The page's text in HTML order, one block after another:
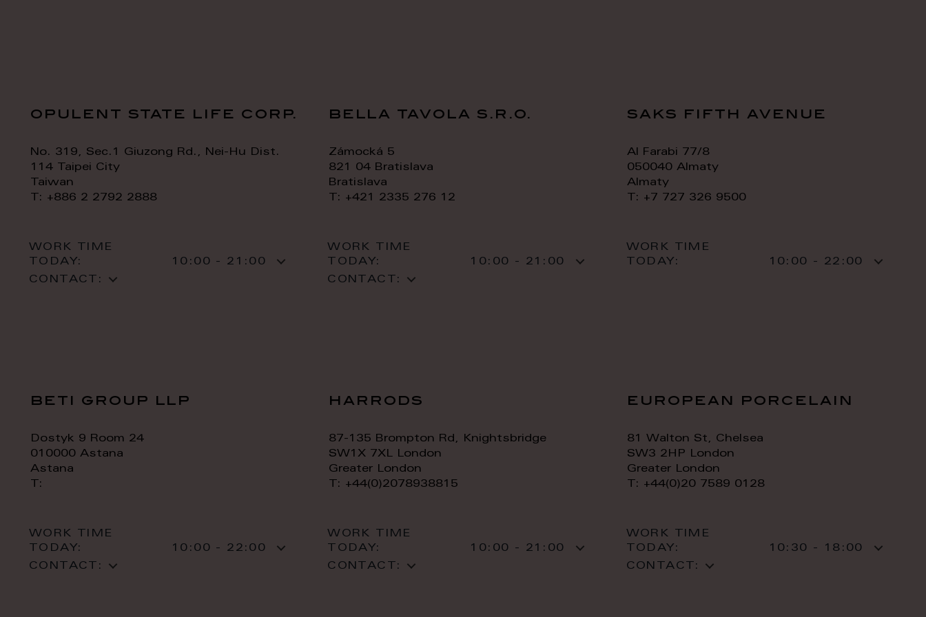
opulent state life corp.
No. 319, Sec.1 Giuzong Rd., Nei-Hu Dist.
114 Taipei City
Taiwan
T: +886 2 2792 2888
WORK TIME
TODAY:
10:00 - 21:00
CONTACT:
bella tavola s.r.o.
Zámocká 5
821 04 Bratislava
Bratislava
T: +421 2335 276 12
WORK TIME
TODAY:
10:00 - 21:00
CONTACT:
saks fifth avenue
Al Farabi 77/8
050040 Almaty
Almaty
T: +7 727 326 9500
WORK TIME
TODAY:
10:00 - 22:00
beti group llp
Dostyk 9 Room 24
010000 Astana
Astana
T:
WORK TIME
TODAY:
10:00 - 22:00
CONTACT:
harrods
87-135 Brompton Rd, Knightsbridge
SW1X 7XL London
Greater London
T: +44(0)2078938815
WORK TIME
TODAY:
10:00 - 21:00
CONTACT:
european porcelain
81 Walton St, Chelsea
SW3 2HP London
Greater London
T: +44(0)20 7589 0128
WORK TIME
TODAY:
10:30 - 18:00
CONTACT: